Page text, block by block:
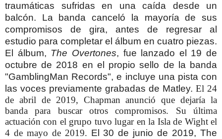
traumáticas sufridas en una caída desde un
balcón. La banda canceló la mayoría de sus
compromisos de gira, antes de regresar al
estudio para completar el álbum en cuatro piezas.
El álbum, The Overtones, fue lanzado el 19 de
octubre de 2018 en el propio sello de la banda
"GamblingMan Records", e incluye una pista con
las voces previamente grabadas de Matley. El 24
de abril de 2019, Chapman anunció que dejaría la
banda para buscar otros compromisos. Su última
actuación con el grupo tuvo lugar en la Isla de Wight el
4 de mayo de 2019. El 30 de junio de 2019, The